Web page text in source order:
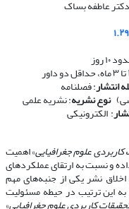
عاطفه بساک
۱۰ روز
انتشار: فصلنامه
​​​​​​​نوع نشریه: نشریه علمی
: الکترونیکی
کاربردی علوم جغرافیایی» اهمیت
و نسبت به ارتقای عملکردهای
نشر یکی از جنبه‌های مهم
این ترتیب در حیطه مسئولیت
کاربردی علوم جغرافیایی»